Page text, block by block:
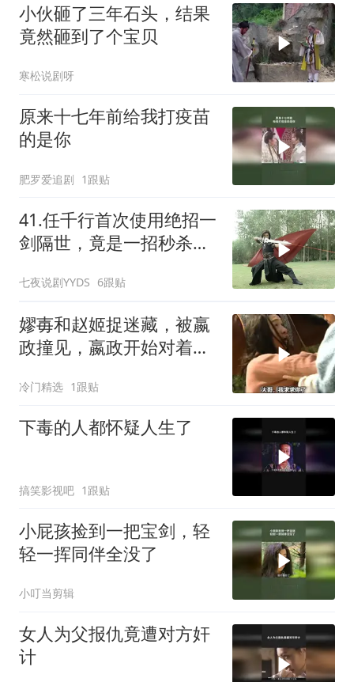
小伙砸了三年石头，结果
竟然砸到了个宝贝
寒松说剧呀
原来十七年前给我打疫苗
的是你
肥罗爱追剧 1跟贴
41.任千行首次使用绝招一
剑隔世，竟是一招秒杀一
七夜说剧YYDS 6跟贴
嫪毐和赵姬捉迷藏，被嬴
政撞见，嬴政开始对着母
冷门精选 1跟贴
下毒的人都怀疑人生了
搞笑影视吧 1跟贴
小屁孩捡到一把宝剑，轻
轻一挥同伴全没了
小叮当剪辑
女人为父报仇竟遭对方奸
计